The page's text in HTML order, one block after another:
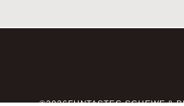
©2026FUNTASTEC SCHEWE &